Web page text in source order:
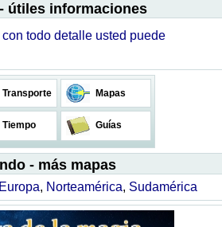
útiles informaciones
todo detalle usted puede
Transporte Mapas
Tiempo Guías
- más mapas
Europa, Norteamérica, Sudamérica